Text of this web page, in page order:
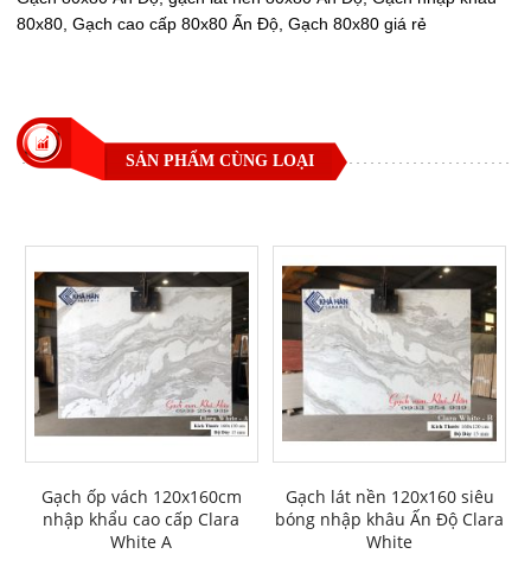
80x80, Gạch cao cấp 80x80 Ấn Độ, Gạch 80x80 giá rẻ
SẢN PHẨM CÙNG LOẠI
Gạch ốp vách 120x160cm
nhập khẩu cao cấp Clara
White A
Gạch lát nền 120x160 siêu
bóng nhập khâu Ấn Độ Clara
White